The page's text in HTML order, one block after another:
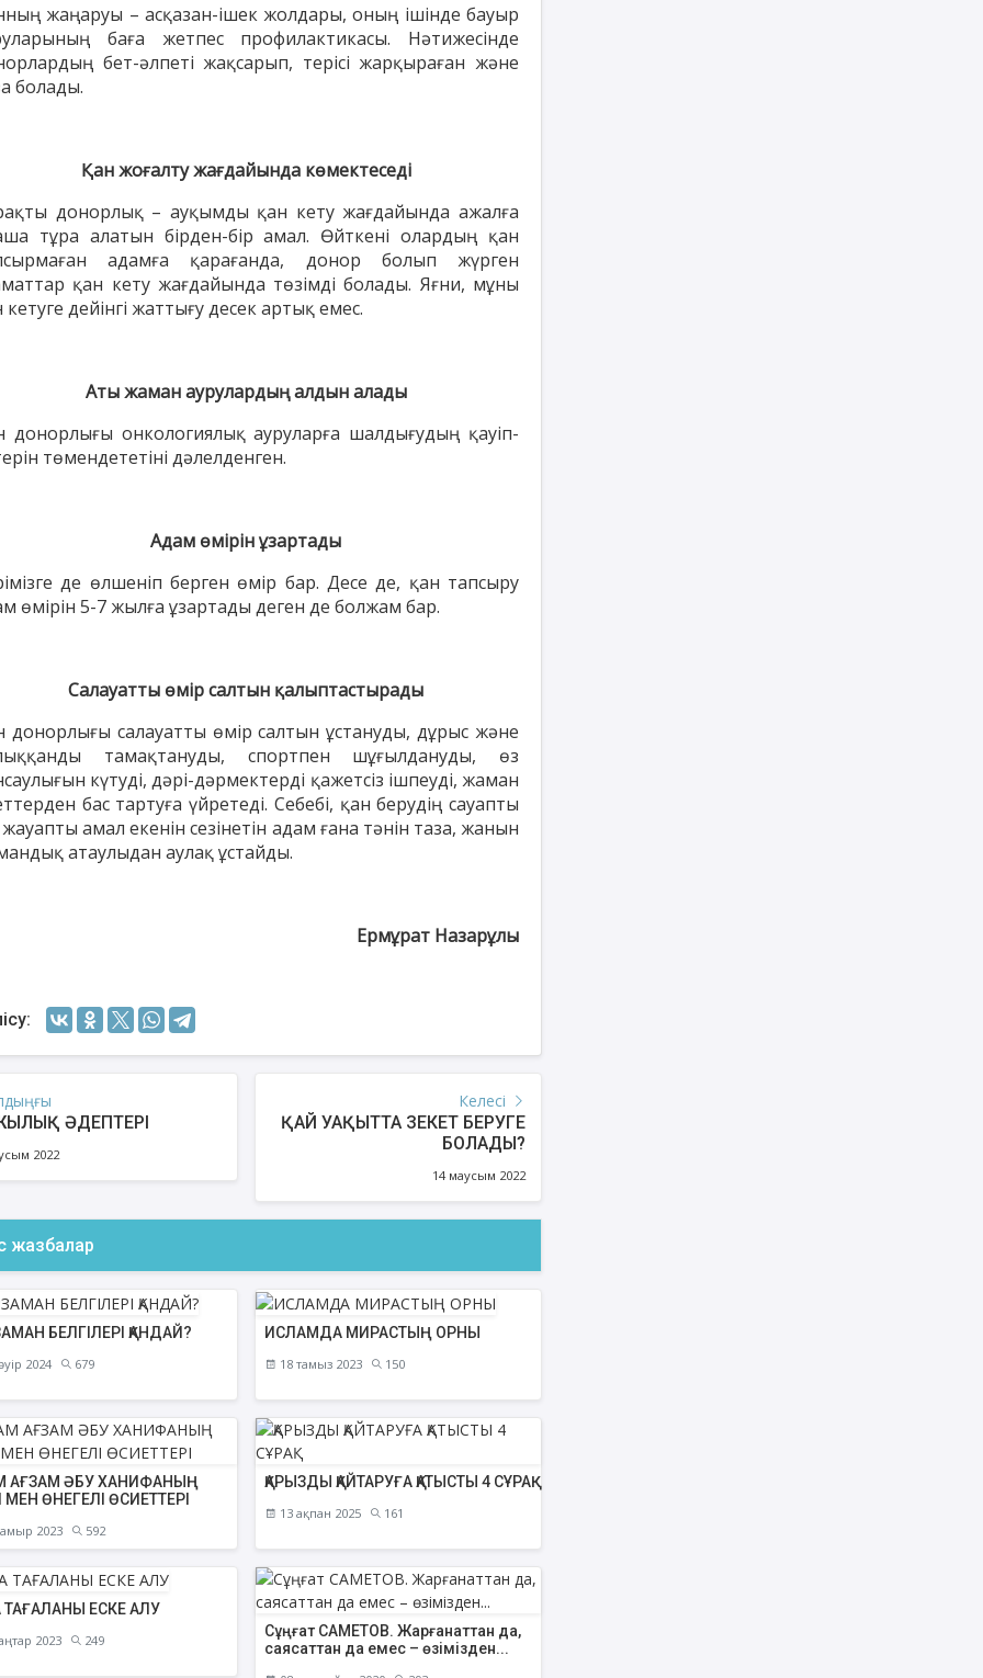
жаңаруы – асқазан-ішек жолдары, оның ішінде бауыр
баға жетпес профилактикасы. Нәтижесінде
бет-әлпеті жақсарып, терісі жарқыраған және
болады.
Қан жоғалту жағдайында көмектеседі
донорлық – ауқымды қан кету жағдайында ажалға
тұра алатын бірден-бір амал. Өйткені олардың қан
адамға қарағанда, донор болып жүрген
қан кету жағдайында төзімді болады. Яғни, мұны
кетуге дейінгі жаттығу десек артық емес.
Аты жаман аурулардың алдын алады
донорлығы онкологиялық ауруларға шалдығудың қауіп-
төмендететіні дәлелденген.
Адам өмірін ұзартады
де өлшеніп берген өмір бар. Десе де, қан тапсыру
өмірін 5-7 жылға ұзартады деген де болжам бар.
Салауатты өмір салтын қалыптастырады
донорлығы салауатты өмір салтын ұстануды, дұрыс және
тамақтануды, спортпен шұғылдануды, өз
күтуді, дәрі-дәрмектерді қажетсіз ішпеуді, жаман
бас тартуға үйретеді. Себебі, қан берудің сауапты
жауапты амал екенін сезінетін адам ғана тәнін таза, жанын
атаулыдан аулақ ұстайды.
Ермұрат Назарұлы
ӘДЕПТЕРІ
2022
Келесі
ҚАЙ УАҚЫТТА ЗЕКЕТ БЕРУГЕ
БОЛАДЫ?
14 маусым 2022
жазбалар
БЕЛГІЛЕРІ ҚАНДАЙ?
2024 679
ИСЛАМДА МИРАСТЫҢ ОРНЫ
18 тамыз 2023 150
АҒЗАМ ӘБУ ХАНИФАНЫҢ
МЕН ӨНЕГЕЛІ ӨСИЕТТЕРІ
2023 592
ҚАРЫЗДЫ ҚАЙТАРУҒА ҚАТЫСТЫ 4 СҰРАҚ
13 ақпан 2025 161
ЕСКЕ АЛУ
2023 249
Сұңғат САМЕТОВ. Жарғанаттан да,
саясаттан да емес – өзімізден...